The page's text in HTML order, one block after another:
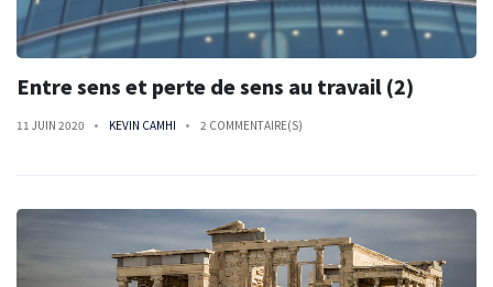
Entre sens et perte de sens au travail (2)
11 JUIN 2020 KEVIN CAMHI 2 COMMENTAIRE(S)